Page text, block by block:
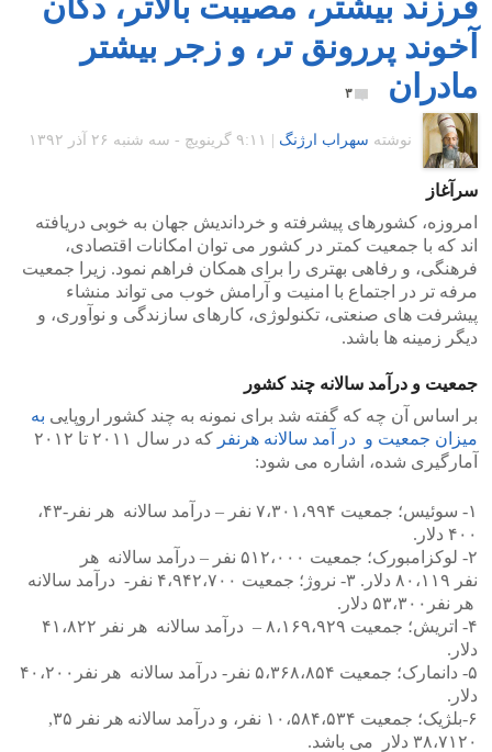
آخوند پررونق تر، و زجر بیشتر
مادران
۳
نوشته سهراب ارژنگ ۹:۱۱ گرينويچ - سه شنبه ۲۶ آذر ۱۳۹۲
سرآغاز
امروزه، کشورهای پیشرفته و خرداندیش جهان به خوبی دریافته
اند که با جمعیت کمتر در کشور می توان امکانات اقتصادی،
فرهنگی، و رفاهی بهتری را برای همکان فراهم نمود. زیرا جمعیت
مرفه تر در اجتماع با امنیت و آرامش خوب می تواند منشاء
پیشرفت های صنعتی، تکنولوژی، کارهای سازندگی و نوآوری، و
دیگر زمینه ها باشد.
جمعیت و درآمد سالانه چند کشور
بر اساس آن چه که گفته شد برای نمونه به چند کشور اروپایی به
میزان جمعیت و در آمد سالانه هرنفر
که در سال ۲۰۱۱ تا ۲۰۱۲
آمارگیری شده، اشاره می شود:
۱- سوئیس؛ جمعیت ۷،۳۰۱،۹۹۴ نفر – درآمد سالانه هر نفر-۴۳،
۴۰۰ دلار.
۲- لوکزامبورک؛ جمعیت ۵۱۲،۰۰۰ نفر – درآمد سالانه هر
نفر ۸۰،۱۱۹ دلار. ۳- نروژ؛ جمعیت ۴،۹۴۲،۷۰۰ نفر- درآمد سالانه
هر نفر۵۳،۳۰۰ دلار.
۴- اتریش؛ جمعیت ۸،۱۶۹،۹۲۹ – درآمد سالانه هر نفر ۴۱،۸۲۲
دلار.
۵- دانمارک؛ جمعیت ۵،۳۶۸،۸۵۴ نفر- درآمد سالانه هر نفر۴۰،۲۰۰
دلار.
۶-بلژیک؛ جمعیت ۱۰،۵۸۴،۵۳۴ نفر، و درآمد سالانه هر نفر ۳۵,
۳۸،۷۱۲۰ دلار می باشد.